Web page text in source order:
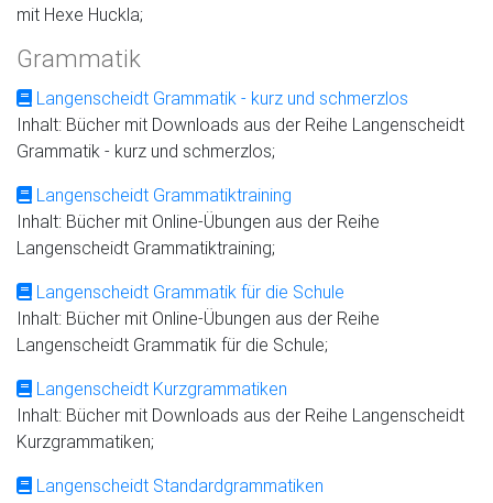
mit Hexe Huckla;
Grammatik
Langenscheidt Grammatik - kurz und schmerzlos
Inhalt: Bücher mit Downloads aus der Reihe Langenscheidt
Grammatik - kurz und schmerzlos;
Langenscheidt Grammatiktraining
Inhalt: Bücher mit Online-Übungen aus der Reihe
Langenscheidt Grammatiktraining;
Langenscheidt Grammatik für die Schule
Inhalt: Bücher mit Online-Übungen aus der Reihe
Langenscheidt Grammatik für die Schule;
Langenscheidt Kurzgrammatiken
Inhalt: Bücher mit Downloads aus der Reihe Langenscheidt
Kurzgrammatiken;
Langenscheidt Standardgrammatiken